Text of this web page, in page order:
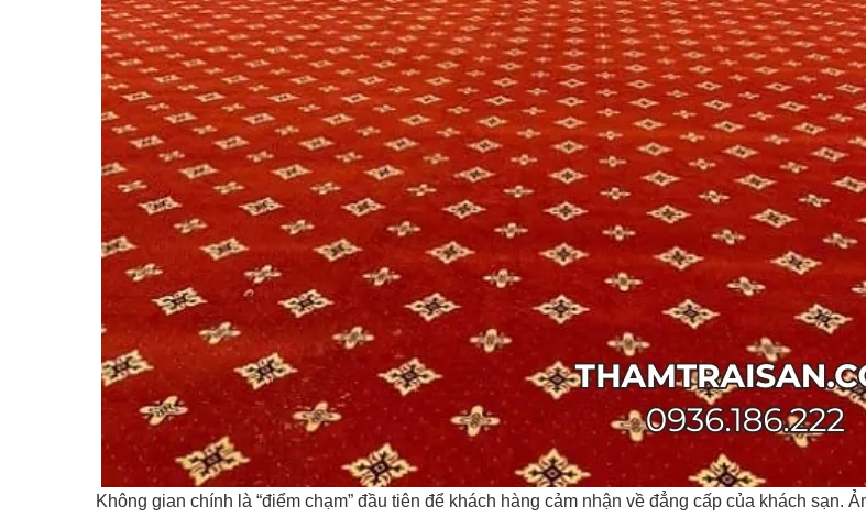
Không gian chính là “điểm chạm” đầu tiên để khách hàng cảm nhận về đẳng cấp của khách sạn.